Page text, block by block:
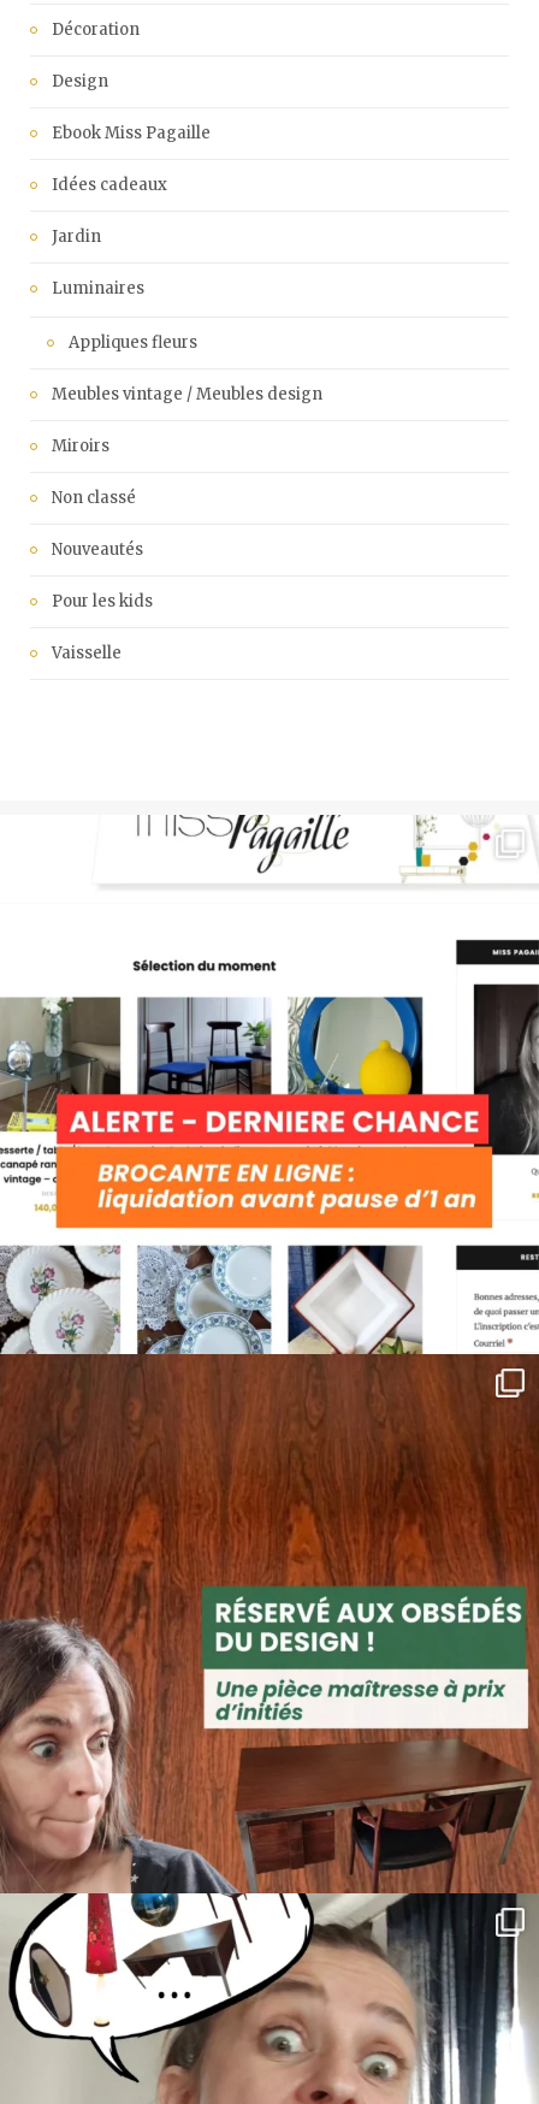
Décoration
Design
Ebook Miss Pagaille
Idées cadeaux
Jardin
Luminaires
Appliques fleurs
Meubles vintage / Meubles design
Miroirs
Non classé
Nouveautés
Pour les kids
Vaisselle